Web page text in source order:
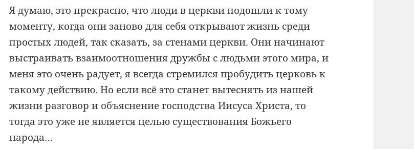
Я думаю, это прекрасно, что люди в церкви подошли к тому
моменту, когда они заново для себя открывают жизнь среди
простых людей, так сказать, за стенами церкви. Они начинают
выстраивать взаимоотношения дружбы с людьми этого мира, и
меня это очень радует, я всегда стремился пробудить церковь к
такому действию. Но если всё это станет вытеснять из нашей
жизни разговор и объяснение господства Иисуса Христа, то
тогда это уже не является целью существования Божьего
народа…